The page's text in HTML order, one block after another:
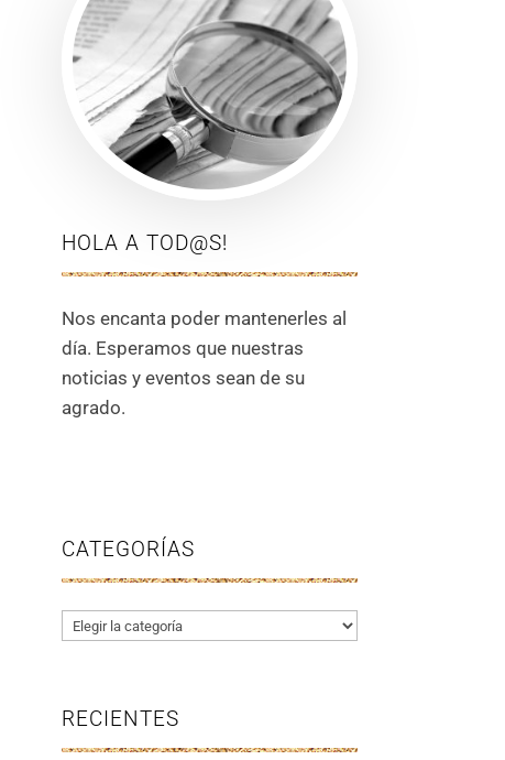
HOLA A TOD@S!
Nos encanta poder mantenerles al
día. Esperamos que nuestras
noticias y eventos sean de su
agrado.
CATEGORÍAS
Categorías
RECIENTES